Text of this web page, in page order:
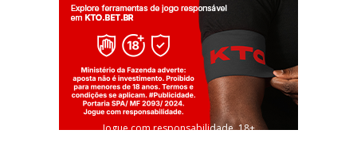
Jogue com responsabilidade. 18+